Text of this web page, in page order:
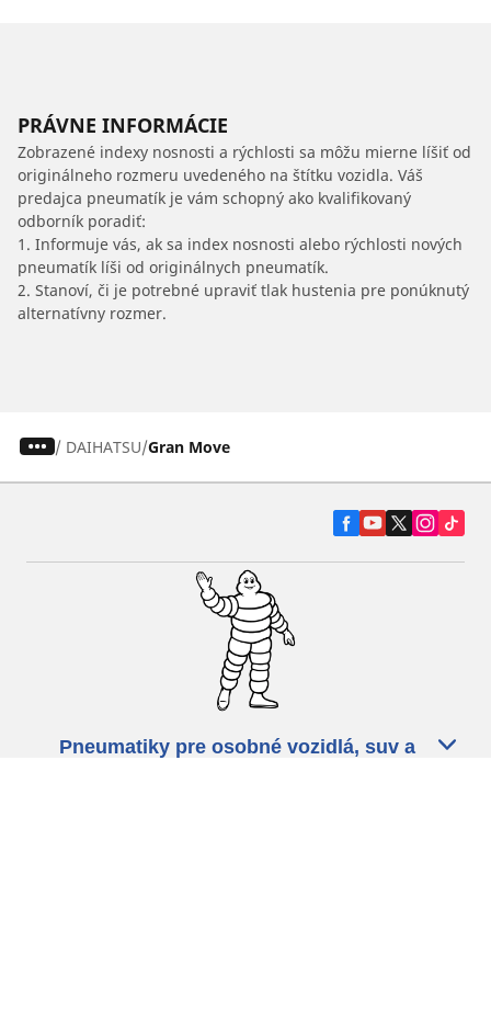
PRÁVNE INFORMÁCIE
Zobrazené indexy nosnosti a rýchlosti sa môžu mierne líšiť od
originálneho rozmeru uvedeného na štítku vozidla. Váš
predajca pneumatík je vám schopný ako kvalifikovaný
odborník poradiť:
1. Informuje vás, ak sa index nosnosti alebo rýchlosti nových
pneumatík líši od originálnych pneumatík.
2. Stanoví, či je potrebné upraviť tlak hustenia pre ponúknutý
alternatívny rozmer.
/ DAIHATSU Gran Move
Pneumatiky pre osobné vozidlá, suv a